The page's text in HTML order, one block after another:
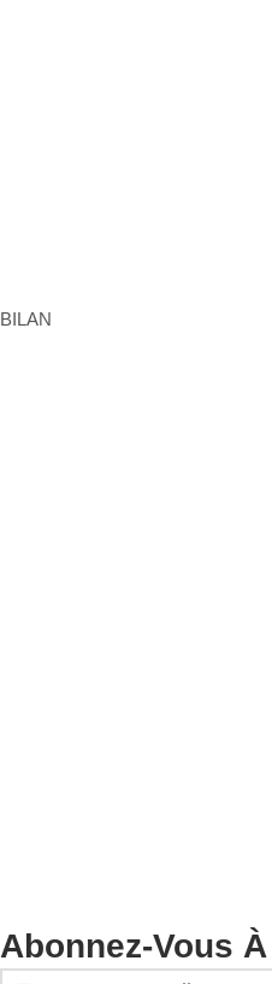
BILAN
Abonnez-Vous